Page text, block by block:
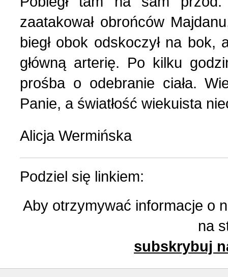
Wspomnienia (2)
Wybory w Polsce (4)
Wydarzenia (7)
Wydarzenia w Polsce
Wystawy, premiery,
Z Polską i Ukrainą w
Куточок юного
Українська сторінка
zaatakował obrońców
biegł obok odskoczył na
główną arterię. Po kilku
prośba o odebranie ciała.
Panie, a światłość wiekuista
Alicja Wermińska
Podziel się linkiem:
Aby otrzymywać informacje o
na
subskrybuj